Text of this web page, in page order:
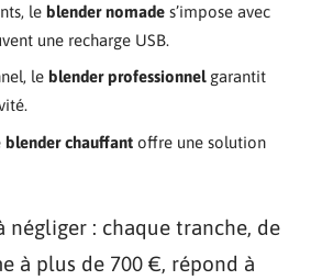
le blender nomade s’impose avec
une recharge USB.
le blender professionnelgarantit
blender chauffant offre une solution
négliger : chaque tranche, de
à plus de 700 €, répond à